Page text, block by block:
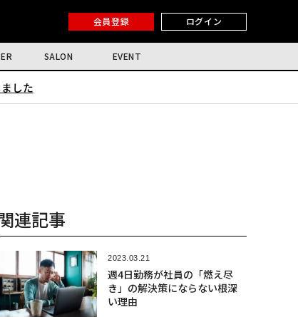
会員登録 ログイン
SALON EVENT
した
連記事
2023.03.21
週4日勤務が社員の「燃え尽
き」の解決策にならない根深
い理由